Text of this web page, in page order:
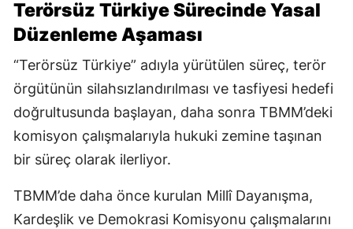
Terörsüz Türkiye Sürecinde Yasal
Düzenleme Aşaması
“Terörsüz Türkiye” adıyla yürütülen süreç, terör
örgütünün silahsızlandırılması ve tasfiyesi hedefi
doğrultusunda başlayan, daha sonra TBMM’deki
komisyon çalışmalarıyla hukuki zemine taşınan
bir süreç olarak ilerliyor.
TBMM’de daha önce kurulan Millî Dayanışma,
Kardeşlik ve Demokrasi Komisyonu çalışmalarını